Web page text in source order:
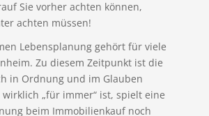
Sie vorher achten können,
achten müssen!
Lebensplanung gehört für viele
Zu diesem Zeitpunkt ist die
in Ordnung und im Glauben
wirklich „für immer“ ist, spielt eine
beim Immobilienkauf noch